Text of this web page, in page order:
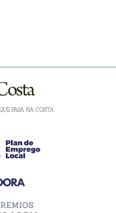
PASA NA COSTA